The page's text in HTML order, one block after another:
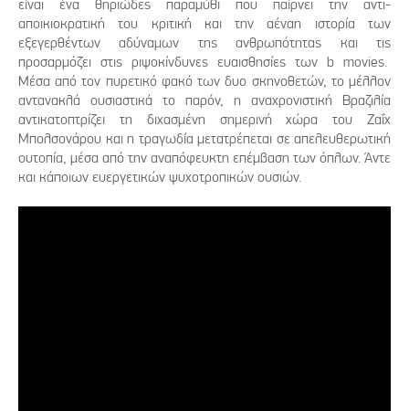
είναι ένα θηριώδες παραμύθι που παίρνει την αντι-
αποικιοκρατική του κριτική και την αέναη ιστορία των
εξεγερθέντων αδύναμων της ανθρωπότητας και τις
προσαρμόζει στις ριψοκίνδυνες ευαισθησίες των b movies.
Μέσα από τον πυρετικό φακό των δυο σκηνοθετών, το μέλλον
αντανακλά ουσιαστικά το παρόν, η αναχρονιστική Βραζιλία
αντικατοπτρίζει τη διχασμένη σημερινή χώρα του Ζαΐχ
Μπολσονάρου και η τραγωδία μετατρέπεται σε απελευθερωτική
ουτοπία, μέσα από την αναπόφευκτη επέμβαση των όπλων. Άντε
και κάποιων ευεργετικών ψυχοτροπικών ουσιών.